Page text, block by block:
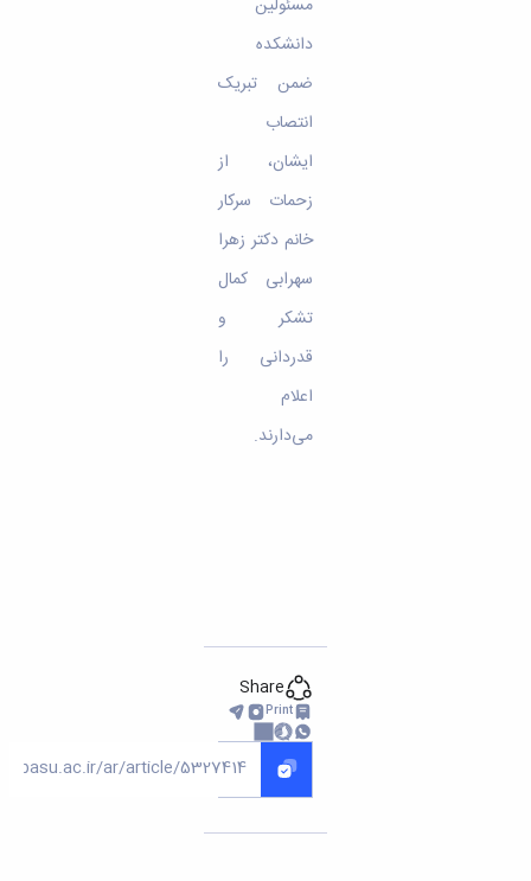
مسئولین
دانشکده
ضمن تبریک
انتصاب
ایشان، از
زحمات سرکار
خانم دکتر زهرا
سهرابی کمال
تشکر و
قدردانی را
اعلام
می‌دارند.
Share
Print